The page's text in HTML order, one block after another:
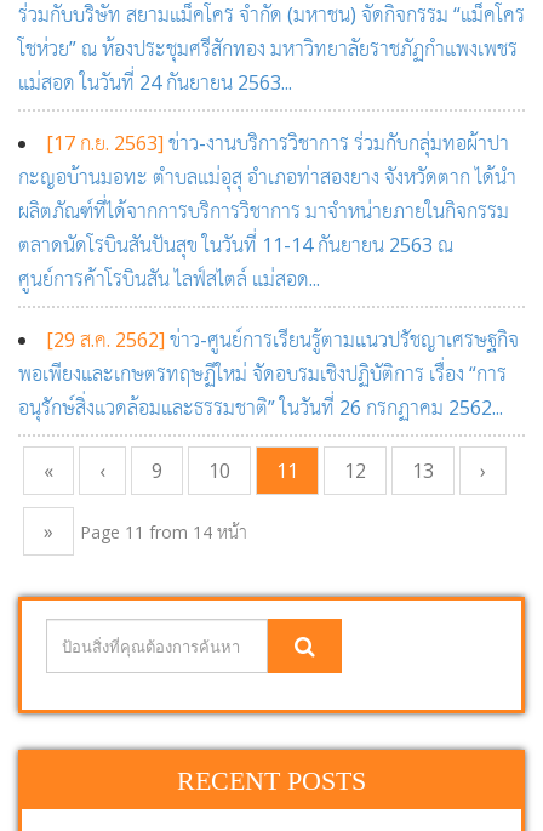
ร่วมกับบริษัท สยามแม็คโคร จำกัด (มหาชน) จัดกิจกรรม “แม็คโคร
โชห่วย” ณ ห้องประชุมศรีสักทอง มหาวิทยาลัยราชภัฏกำแพงเพชร
แม่สอด ในวันที่ 24 กันยายน 2563...
[17 ก.ย. 2563] ข่าว-งานบริการวิชาการ ร่วมกับกลุ่มทอผ้าปา
กะญอบ้านมอทะ ตำบลแม่อุสุ อำเภอท่าสองยาง จังหวัดตาก ได้นำ
ผลิตภัณฑ์ที่ได้จากการบริการวิชาการ มาจำหน่ายภายในกิจกรรม
ตลาดนัดโรบินสันปันสุข ในวันที่ 11-14 กันยายน 2563 ณ
ศูนย์การค้าโรบินสัน ไลฟ์สไตล์ แม่สอด...
[29 ส.ค. 2562] ข่าว-ศูนย์การเรียนรู้ตามแนวปรัชญาเศรษฐกิจ
พอเพียงและเกษตรทฤษฏีใหม่ จัดอบรมเชิงปฏิบัติการ เรื่อง “การ
อนุรักษ์สิ่งแวดล้อมและธรรมชาติ” ในวันที่ 26 กรกฏาคม 2562...
« ‹ 9 10 11 12 13 ›
» Page 11 from 14 หน้า
RECENT POSTS